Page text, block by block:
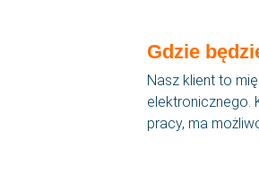
Gdzie
Nasz klient to
elektronicznego.
pracy, ma